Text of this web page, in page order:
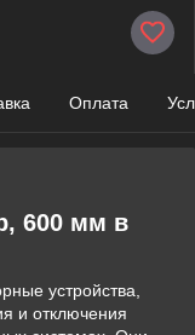
Оплата
600 мм в
устройства,
и отключения